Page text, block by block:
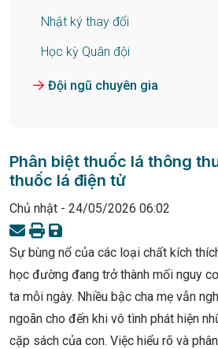
Nhật ký thay đổi
Học kỳ Quân đội
Đội ngũ chuyên gia
Phân biệt thuốc lá thông
thuốc lá điện tử
Chủ nhật - 24/05/2026 06:02
Sự bùng nổ của các loại chất kích
học đường đang trở thành mối nguy
ta mỗi ngày. Nhiều bậc cha mẹ vẫn
ngoãn cho đến khi vô tình phát hiện
cặp sách của con. Việc hiểu rõ và